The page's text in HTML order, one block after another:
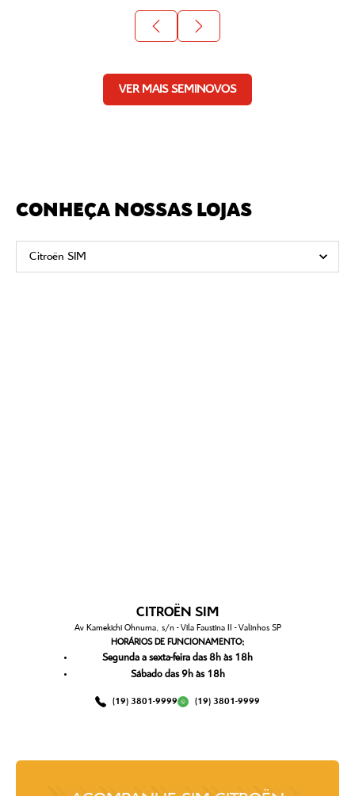
VER MAIS SEMINOVOS
CONHEÇA NOSSAS LOJAS
CITROËN SIM
Av Kamekichi Ohnuma, s/n - Vila Faustina II - Valinhos SP
HORÁRIOS DE FUNCIONAMENTO:
Segunda a sexta-feira das 8h às 18h
Sábado das 9h às 18h
(19) 3801-9999 (19) 3801-9999